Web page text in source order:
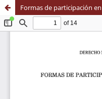
Formas de participación